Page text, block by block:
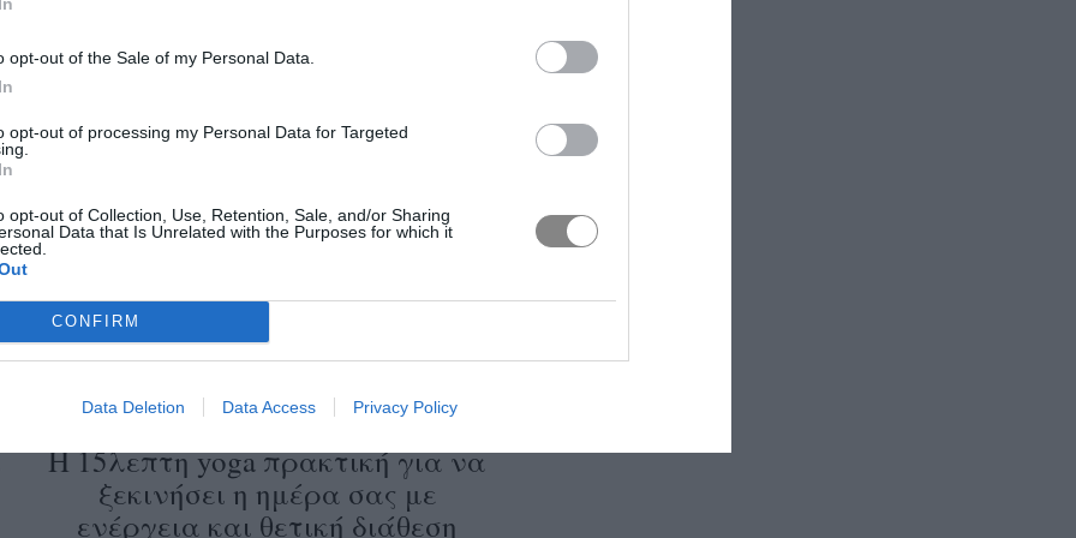
opt-out of the Sale of my Personal Data.
opt-out of processing my Personal Data for Targeted
opt-out of Collection, Use, Retention, Sale, and/or Sharing
Data that Is Unrelated with the Purposes for which it
CONFIRM
Data Deletion Data Access Privacy Policy
Η νέα καμπάνια της Fall-Winter
επαναπροσδιορίζει τη δύναμη του
Η 15λεπτη yoga πρακτική για να
ξεκινήσει η ημέρα σας με
ενέργεια και θετική διάθεση